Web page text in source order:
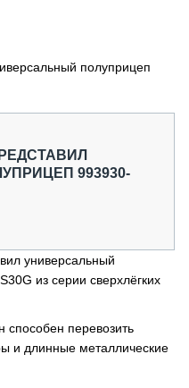
полуприцеп
993930-
универсальный
из серии сверхлёгких
способен перевозить
и длинные металлические